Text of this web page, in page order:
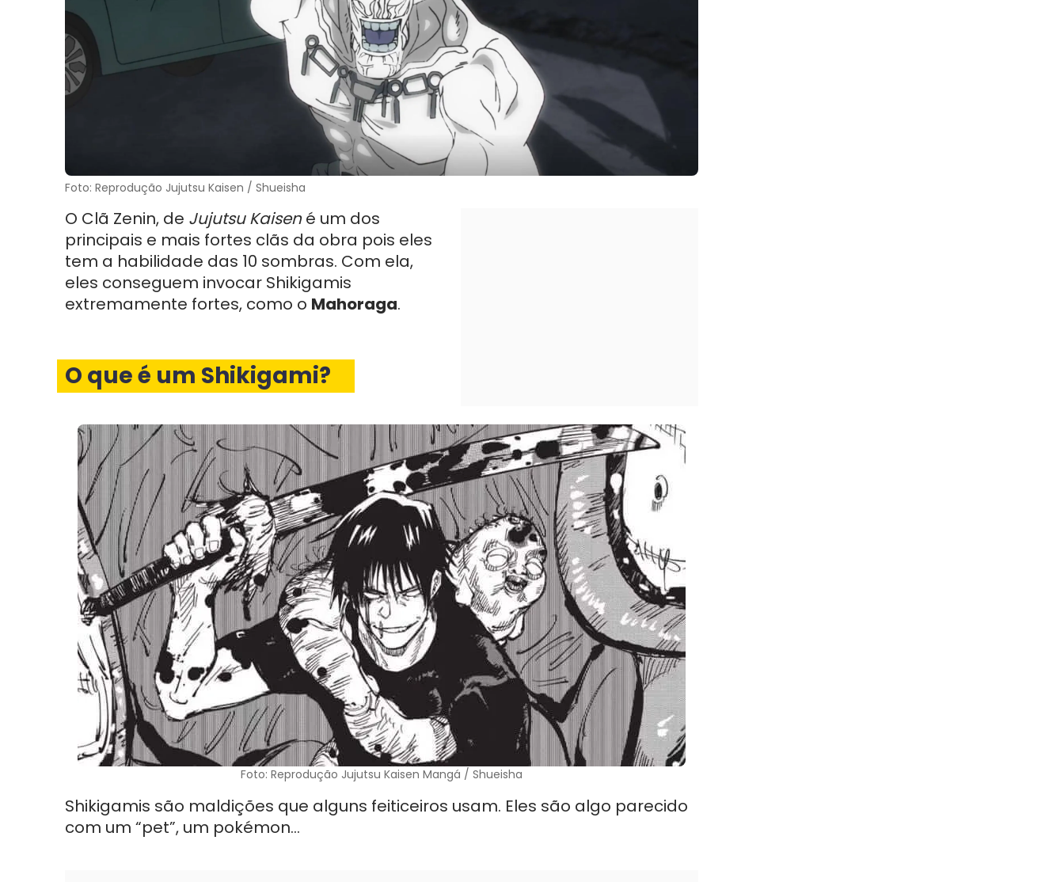
Foto: Reprodução Jujutsu Kaisen / Shueisha
O Clã Zenin, de Jujutsu Kaisené um dos
principais e mais fortes clãs da obra pois eles
tem a habilidade das 10 sombras. Com ela,
eles conseguem invocar Shikigamis
extremamente fortes, como o Mahoraga.
O que é um Shikigami?
Foto: Reprodução Jujutsu Kaisen Mangá / Shueisha
Shikigamis são maldições que alguns feiticeiros usam. Eles são algo parecido
com um “pet”, um pokémon…